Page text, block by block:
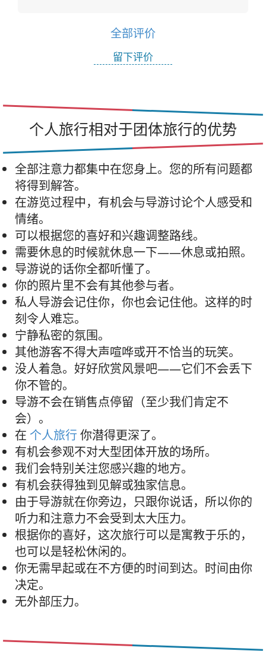
全部评价
留下评价
个人旅行相对于团体旅行的优势
全部注意力都集中在您身上。您的所有问题都
将得到解答。
在游览过程中，有机会与导游讨论个人感受和
情绪。
可以根据您的喜好和兴趣调整路线。
需要休息的时候就休息一下——休息或拍照。
导游说的话你全都听懂了。
你的照片里不会有其他参与者。
私人导游会记住你，你也会记住他。这样的时
刻令人难忘。
宁静私密的氛围。
其他游客不得大声喧哗或开不恰当的玩笑。
没人着急。好好欣赏风景吧——它们不会丢下
你不管的。
导游不会在销售点停留（至少我们肯定不
会）。
在 个人旅行 你潜得更深了。
有机会参观不对大型团体开放的场所。
我们会特别关注您感兴趣的地方。
有机会获得独到见解或独家信息。
由于导游就在你旁边，只跟你说话，所以你的
听力和注意力不会受到太大压力。
根据你的喜好，这次旅行可以是寓教于乐的，
也可以是轻松休闲的。
你无需早起或在不方便的时间到达。时间由你
决定。
无外部压力。